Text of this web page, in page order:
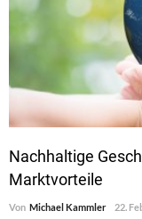
Nachhaltige
Marktvorteile
Von Michael Kammler 22.